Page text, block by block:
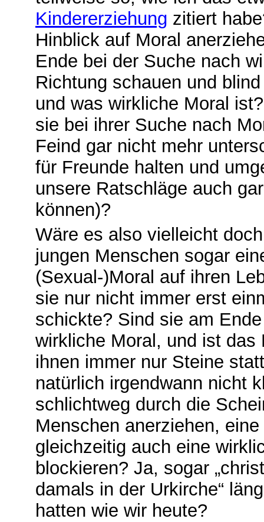
Kindererziehung zitiert
Hinblick auf Moral
Ende bei der Suche nach
Richtung schauen und
und was wirkliche Moral
sie bei ihrer Suche nach
Feind gar nicht mehr
für Freunde halten und
unsere Ratschläge auch
können)?
Wäre es also vielleicht
jungen Menschen sogar
(Sexual-)Moral auf ihren
sie nur nicht immer erst
schickte? Sind sie am
wirkliche Moral, und ist
ihnen immer nur Steine
natürlich irgendwann nicht
schlichtweg durch die
Menschen anerziehen,
gleichzeitig auch eine
blockieren? Ja, sogar
damals in der Urkirche“
hatten wie wir heute?